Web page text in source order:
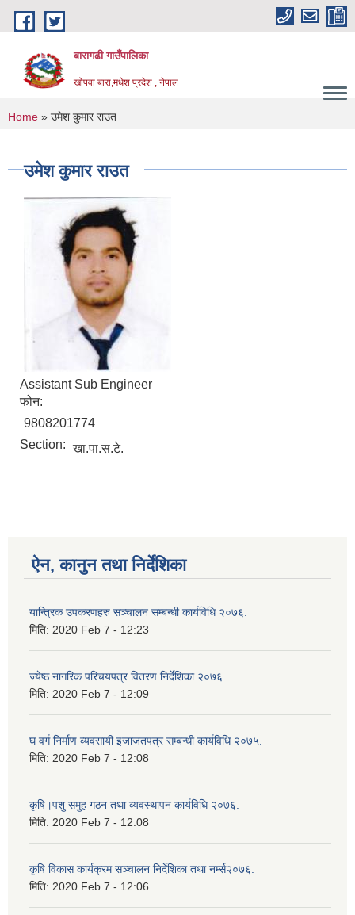
Skip to main content
बारागढी गाउँपालिका
खोपवा बारा,मधेश प्रदेश , नेपाल
You are here
Home » उमेश कुमार राउत
उमेश कुमार राउत
Assistant Sub Engineer
फोन:
9808201774
Section: खा.पा.स.टे.
ऐन, कानुन तथा निर्देशिका
यान्त्रिक उपकरणहरु सञ्चालन सम्बन्धी कार्यविधि २०७६.
मिति: 2020 Feb 7 - 12:23
ज्येष्ठ नागरिक परिचयपत्र वितरण निर्देशिका २०७६.
मिति: 2020 Feb 7 - 12:09
घ वर्ग निर्माण व्यवसायी इजाजतपत्र सम्बन्धी कार्यविधि २०७५.
मिति: 2020 Feb 7 - 12:08
कृषि।पशु समुह गठन तथा व्यवस्थापन कार्यविधि २०७६.
मिति: 2020 Feb 7 - 12:08
कृषि विकास कार्यक्रम सञ्चालन निर्देशिका तथा नर्म्स२०७६.
मिति: 2020 Feb 7 - 12:06